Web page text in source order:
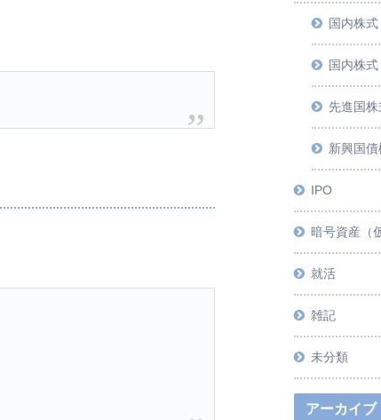
国内株式
国内株式
先進国株
新興国
IPO
暗号資産（
就活
雑記
未分類
アーカイブ